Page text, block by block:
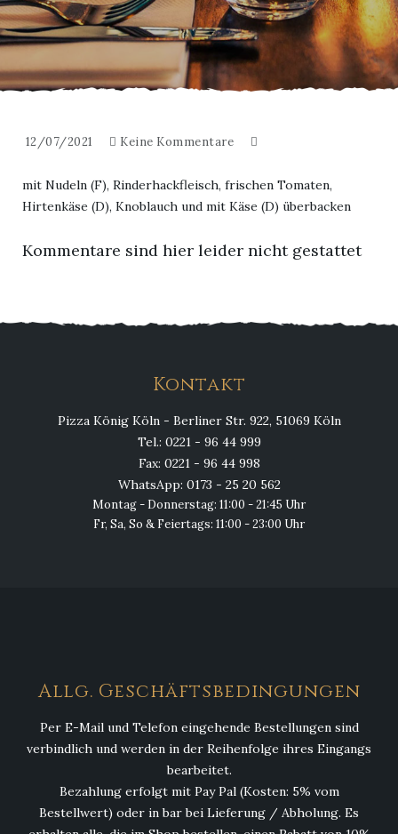
12/07/2021 Keine Kommentare
mit Nudeln (F), Rinderhackfleisch, frischen Tomaten,
Hirtenkäse (D), Knoblauch und mit Käse (D) überbacken
Kommentare sind hier leider nicht gestattet
Kontakt
Pizza König Köln - Berliner Str. 922, 51069 Köln
Tel.: 0221 - 96 44 999
Fax: 0221 - 96 44 998
WhatsApp: 0173 - 25 20 562
Montag - Donnerstag: 11:00 - 21:45 Uhr
Fr, Sa, So & Feiertags: 11:00 - 23:00 Uhr
Allg. Geschäftsbedingungen
Per E-Mail und Telefon eingehende Bestellungen sind
verbindlich und werden in der Reihenfolge ihres Eingangs
bearbeitet.
Bezahlung erfolgt mit Pay Pal (Kosten: 5% vom
Bestellwert) oder in bar bei Lieferung / Abholung. Es